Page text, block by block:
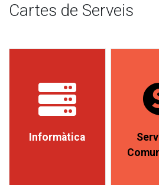
Cartes de Serveis
Informàtica